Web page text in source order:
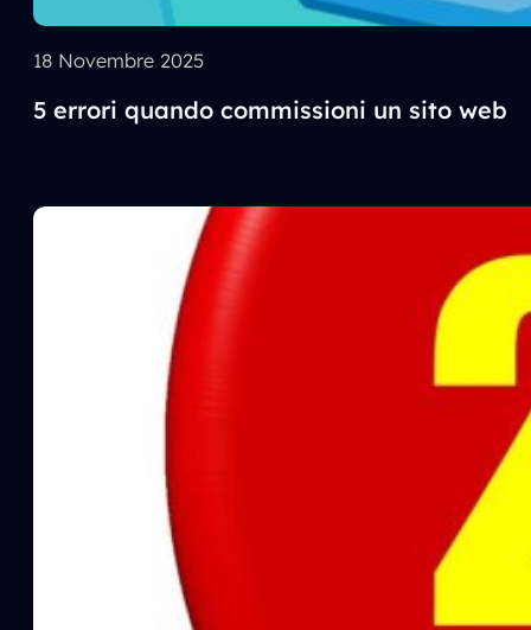
18 Novembre 2025
5 errori quando commissioni un sito web